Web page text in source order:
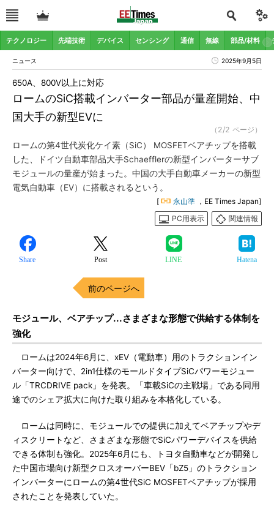
テクノロジー 先端技術 デバイス センシング 通信 無線 部品/材料
ニュース 2025年9月5日
ロームのSiC搭載インバーター部品が量産開始、中
国大手の新型EVに
650A、800V以上に対応
（2/2 ページ）
ロームの第4世代炭化ケイ素（SiC） MOSFETベアチップを搭載
した、ドイツ自動車部品大手Schaefflerの新型インバーターサブ
モジュールの量産が始まった。中国の大手自動車メーカーの新型
電気自動車（EV）に搭載されるという。
[ 永山準 ，EE Times Japan]
PC用表示
関連情報
Share Post LINE Hatena
前のページへ
モジュール、ベアチップ...さまざまな形態で供給する体制を
強化
ロームは2024年6月に、xEV（電動車）用のトラクションイン
バーター向けで、2in1仕様のモールドタイプSiCパワーモジュー
ル「TRCDRIVE pack」を発表。「車載SiCの主戦場」である同用
途でのシェア拡大に向けた取り組みを本格化している。
ロームは同時に、モジュールでの提供に加えてベアチップやデ
ィスクリートなど、さまざまな形態でSiCパワーデバイスを供給
できる体制も強化。2025年6月にも、トヨタ自動車などが開発し
た中国市場向け新型クロスオーバーBEV「bZ5」のトラクション
インバーターにロームの第4世代SiC MOSFETベアチップが採用
されたことを発表していた。